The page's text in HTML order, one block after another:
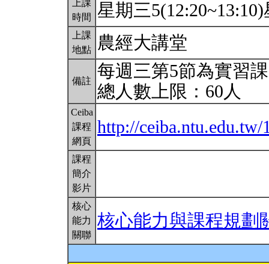
上課
時間
星期三
上課
地點
農經大講堂
備註
每週三第5節為實習
總人數上限：60人
Ceiba
課程
網頁
http://
課程
簡介
影片
核心
能力
關聯
核心能力與課程規劃